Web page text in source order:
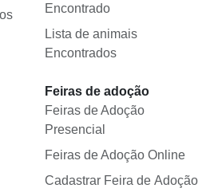
Encontrado
Lista de animais
Encontrados
Feiras de adoção
Feiras de Adoção
Presencial
Feiras de Adoção Online
Cadastrar Feira de Adoção